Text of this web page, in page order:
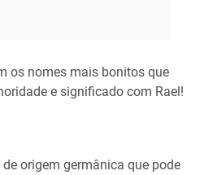
os nomes mais bonitos que
e significado com Rael!
origem germânica que pode